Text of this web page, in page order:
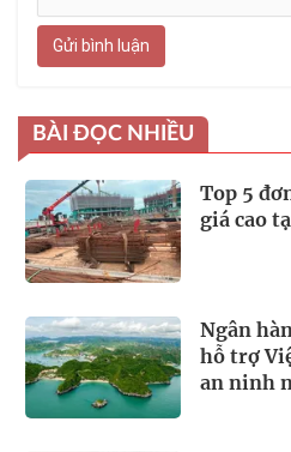
Gửi bình luận
BÀI ĐỌC NHIỀU
Top 5
giá cao
Ngân
hỗ trợ
an ninh